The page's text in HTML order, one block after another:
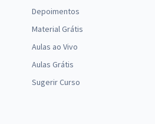
Depoimentos
Material Grátis
Aulas ao Vivo
Aulas Grátis
Sugerir Curso